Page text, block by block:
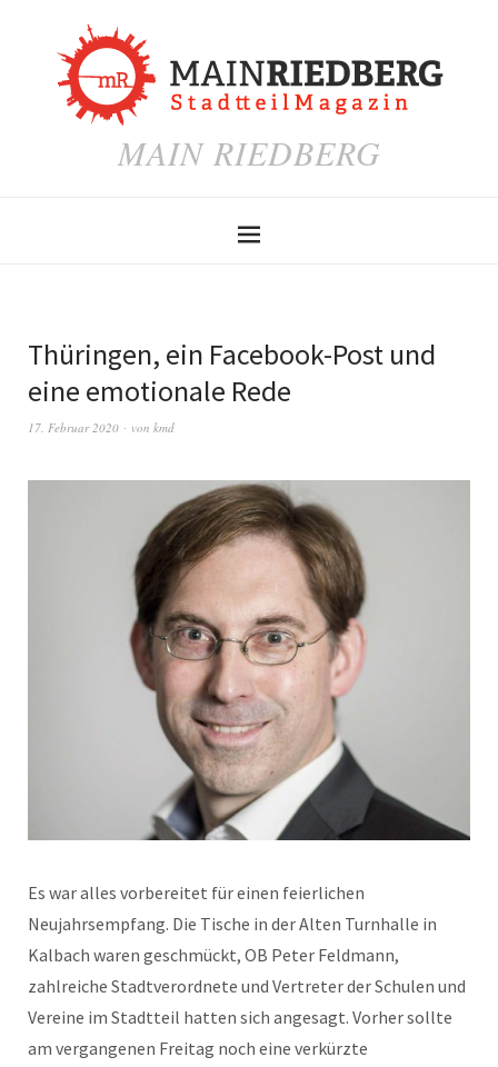
MAIN RIEDBERG
Thüringen, ein Facebook-Post und
eine emotionale Rede
17. Februar 2020 von kmd
Es war alles vorbereitet für einen feierlichen
Neujahrsempfang. Die Tische in der Alten Turnhalle in
Kalbach waren geschmückt, OB Peter Feldmann,
zahlreiche Stadtverordnete und Vertreter der Schulen und
Vereine im Stadtteil hatten sich angesagt. Vorher sollte
am vergangenen Freitag noch eine verkürzte